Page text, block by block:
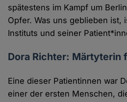
spätestens im Kampf um
Opfer. Was uns geblieben ist,
Instituts und seiner
Dora Richter: Märtyterin
Eine dieser Patientinnen war
einer der ersten Menschen,